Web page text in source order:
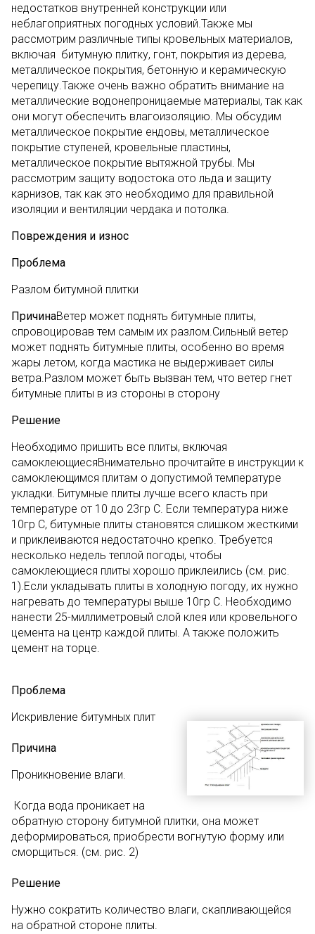
недостатков внутренней конструкции или
неблагоприятных погодных условий.Также мы
рассмотрим различные типы кровельных материалов,
включая битумную плитку, гонт, покрытия из дерева,
металлическое покрытия, бетонную и керамическую
черепицу.Также очень важно обратить внимание на
металлические водонепроницаемые материалы, так как
они могут обеспечить влагоизоляцию. Мы обсудим
металлическое покрытие ендовы, металлическое
покрытие ступеней, кровельные пластины,
металлическое покрытие вытяжной трубы. Мы
рассмотрим защиту водостока ото льда и защиту
карнизов, так как это необходимо для правильной
изоляции и вентиляции чердака и потолка.
Повреждения и износ
Проблема
Разлом битумной плитки
ПричинаВетер может поднять битумные плиты,
спровоцировав тем самым их разлом.Сильный ветер
может поднять битумные плиты, особенно во время
жары летом, когда мастика не выдерживает силы
ветра.Разлом может быть вызван тем, что ветер гнет
битумные плиты в из стороны в сторону
Решение
Необходимо пришить все плиты, включая
самоклеющиесяВнимательно прочитайте в инструкции к
самоклеющимся плитам о допустимой температуре
укладки. Битумные плиты лучше всего класть при
температуре от 10 до 23гр С. Если температура ниже
10гр С, битумные плиты становятся слишком жесткими
и приклеиваются недостаточно крепко. Требуется
несколько недель теплой погоды, чтобы
самоклеющиеся плиты хорошо приклеились (см. рис.
1).Если укладывать плиты в холодную погоду, их нужно
нагревать до температуры выше 10гр С. Необходимо
нанести 25-миллиметровый слой клея или кровельного
цемента на центр каждой плиты. А также положить
цемент на торце.
Проблема
Искривление битумных плит
Причина
Проникновение влаги.
Когда вода проникает на
обратную сторону битумной плитки, она может
деформироваться, приобрести вогнутую форму или
сморщиться. (см. рис. 2)
Решение
Нужно сократить количество влаги, скапливающейся
на обратной стороне плиты.